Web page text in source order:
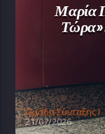
Μαρία
Oμάδα Σύνταξης Ι
21/07/2026